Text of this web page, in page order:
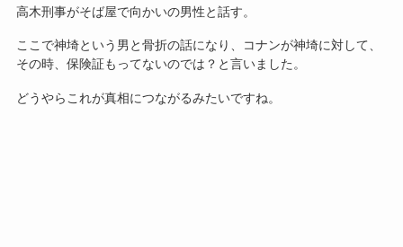
高木刑事がそば屋で向かいの男性と話す。
ここで神埼という男と骨折の話になり、コナンが神埼に対して、
その時、保険証もってないのでは？と言いました。
どうやらこれが真相につながるみたいですね。